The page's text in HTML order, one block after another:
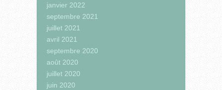
janvier 2022
septembre 2021
juillet 2021
avril 2021
septembre 2020
août 2020
juillet 2020
juin 2020